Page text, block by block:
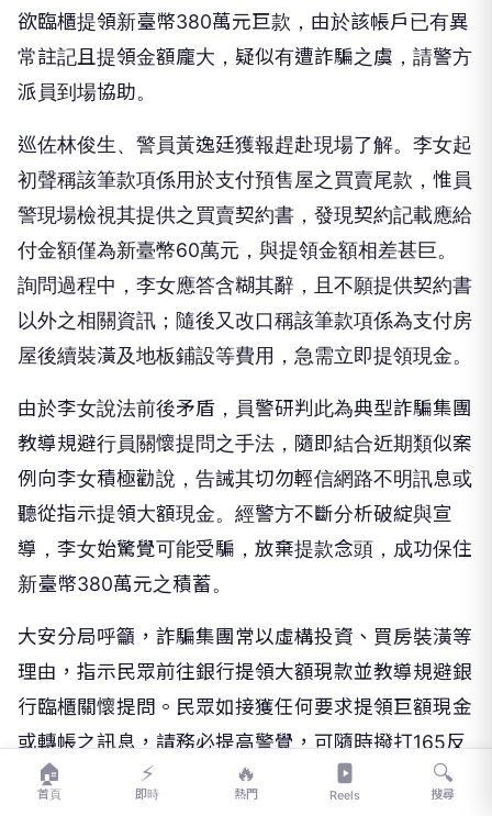
常註記且提領金額龐大，疑似有遭詐騙之虞，請警方
派員到場協助。
巡佐林俊生、警員黃逸廷獲報趕赴現場了解。李女起
初聲稱該筆款項係用於支付預售屋之買賣尾款，惟員
警現場檢視其提供之買賣契約書，發現契約記載應給
付金額僅為新臺幣60萬元，與提領金額相差甚巨。
詢問過程中，李女應答含糊其辭，且不願提供契約書
以外之相關資訊；隨後又改口稱該筆款項係為支付房
屋後續裝潢及地板鋪設等費用，急需立即提領現金。
由於李女說法前後矛盾，員警研判此為典型詐騙集團
教導規避行員關懷提問之手法，隨即結合近期類似案
例向李女積極勸說，告誡其切勿輕信網路不明訊息或
聽從指示提領大額現金。經警方不斷分析破綻與宣
導，李女始驚覺可能受騙，放棄提款念頭，成功保住
新臺幣380萬元之積蓄。
大安分局呼籲，詐騙集團常以虛構投資、買房裝潢等
理由，指示民眾前往銀行提領大額現款並教導規避銀
行臨櫃關懷提問。民眾如接獲任何要求提領巨額現金
或轉帳之訊息，請務必提高警覺，可隨時撥打165反
詐騙專線或110報案電話求證，以免積蓄化為烏有。
🏠
首頁
⚡
即時
🔥
熱門 Reels
🔍
搜尋